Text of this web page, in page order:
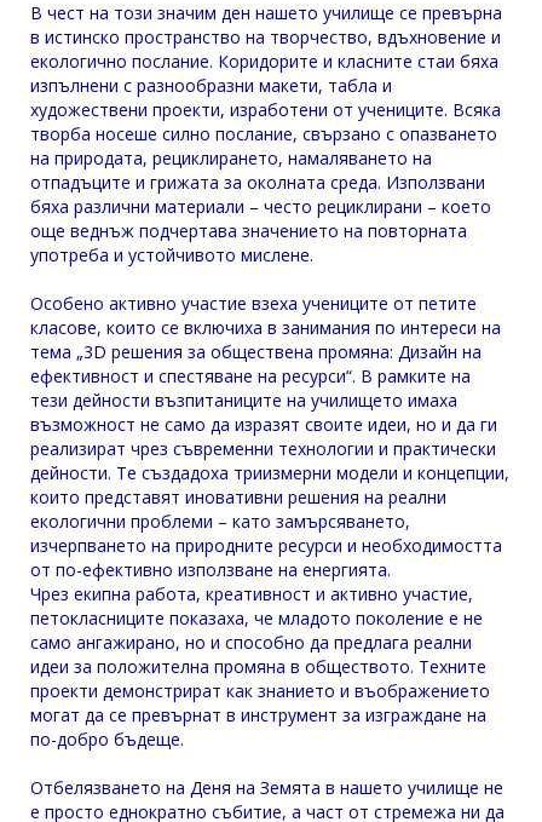
В чест на този значим ден нашето училище се превърна
в истинско пространство на творчество, вдъхновение и
екологично послание. Коридорите и класните стаи бяха
изпълнени с разнообразни макети, табла и
художествени проекти, изработени от учениците. Всяка
творба носеше силно послание, свързано с опазването
на природата, рециклирането, намаляването на
отпадъците и грижата за околната среда. Използвани
бяха различни материали – често рециклирани – което
още веднъж подчертава значението на повторната
употреба и устойчивото мислене.
Особено активно участие взеха учениците от петите
класове, които се включиха в занимания по интереси на
тема „3D решения за обществена промяна: Дизайн на
ефективност и спестяване на ресурси“. В рамките на
тези дейности възпитаниците на училището имаха
възможност не само да изразят своите идеи, но и да ги
реализират чрез съвременни технологии и практически
дейности. Те създадоха триизмерни модели и концепции,
които представят иновативни решения на реални
екологични проблеми – като замърсяването,
изчерпването на природните ресурси и необходимостта
от по-ефективно използване на енергията.
Чрез екипна работа, креативност и активно участие,
петокласниците показаха, че младото поколение е не
само ангажирано, но и способно да предлага реални
идеи за положителна промяна в обществото. Техните
проекти демонстрират как знанието и въображението
могат да се превърнат в инструмент за изграждане на
по-добро бъдеще.
Отбелязването на Деня на Земята в нашето училище не
е просто еднократно събитие, а част от стремежа ни да